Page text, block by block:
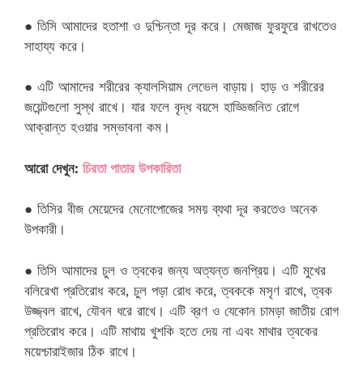
● তিসি আমাদের হতাশা ও দুশ্চিন্তা দূর করে। মেজাজ ফুরফুরে রাখতেও
সাহায্য করে।
● এটি আমাদের শরীরের ক্যালসিয়াম লেভেল বাড়ায়। হাড় ও শরীরের
জয়েন্টগুলো সুস্থ রাখে। যার ফলে বৃদ্ধ বয়সে হাড্ডিজনিত রোগে
আক্রান্ত হওয়ার সম্ভাবনা কম।
আরো দেখুন: চিরতা পাতার উপকারিতা
● তিসির বীজ মেয়েদের মেনোপোজের সময় ব্যথা দূর করতেও অনেক
উপকারী।
● তিসি আমাদের চুল ও ত্বকের জন্য অত্যন্ত জনপ্রিয়। এটি মুখের
বলিরেখা প্রতিরোধ করে, চুল পড়া রোধ করে, ত্বককে মসৃণ রাখে, ত্বক
উজ্জ্বল রাখে, যৌবন ধরে রাখে। এটি ব্রণ ও যেকোন চামড়া জাতীয় রোগ
প্রতিরোধ করে। এটি মাথায় খুশকি হতে দেয় না এবং মাথার ত্বকের
ময়েশ্চারাইজার ঠিক রাখে।